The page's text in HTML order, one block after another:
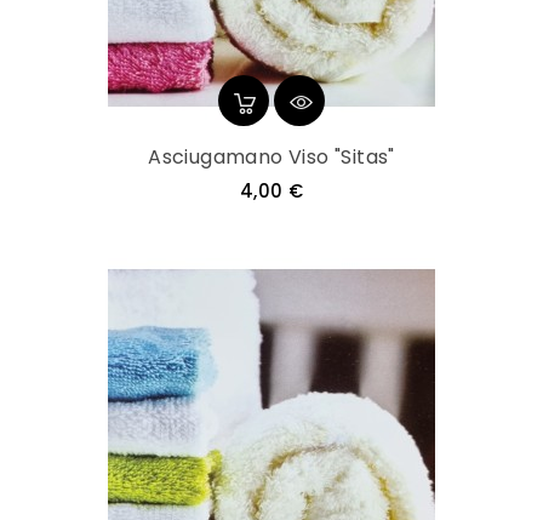
Asciugamano Viso "Sitas"
4,00 €Prezzo